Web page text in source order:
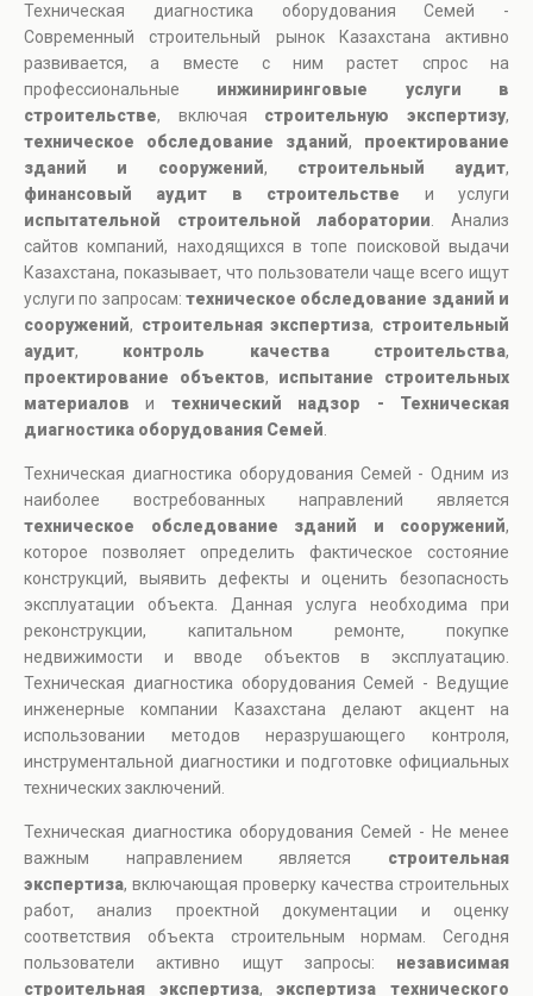
Техническая диагностика оборудования Семей -
Современный строительный рынок Казахстана активно
развивается, а вместе с ним растет спрос на
профессиональные инжиниринговые услуги в
строительстве, включая строительную экспертизу,
техническое обследование зданий, проектирование
зданий и сооружений, строительный аудит,
финансовый аудит в строительстве и услуги
испытательной строительной лаборатории . Анализ
сайтов компаний, находящихся в топе поисковой выдачи
Казахстана, показывает, что пользователи чаще всего ищут
услуги по запросам: техническое обследование зданий и
сооружений, строительная экспертиза, строительный
аудит, контроль качества строительства,
проектирование объектов, испытание строительных
материалов и технический надзор - Техническая
диагностика оборудования Семей
Техническая диагностика оборудования Семей - Одним из
наиболее востребованных направлений является
техническое обследование зданий и сооружений,
которое позволяет определить фактическое состояние
конструкций, выявить дефекты и оценить безопасность
эксплуатации объекта. Данная услуга необходима при
реконструкции, капитальном ремонте, покупке
недвижимости и вводе объектов в эксплуатацию.
Техническая диагностика оборудования Семей - Ведущие
инженерные компании Казахстана делают акцент на
использовании методов неразрушающего контроля,
инструментальной диагностики и подготовке официальных
технических заключений.
Техническая диагностика оборудования Семей - Не менее
важным направлением является строительная
экспертиза, включающая проверку качества строительных
работ, анализ проектной документации и оценку
соответствия объекта строительным нормам. Сегодня
пользователи активно ищут запросы: независимая
строительная экспертиза,экспертиза технического